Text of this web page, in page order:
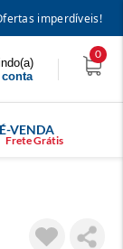
imperdíveis!
0
VENDA